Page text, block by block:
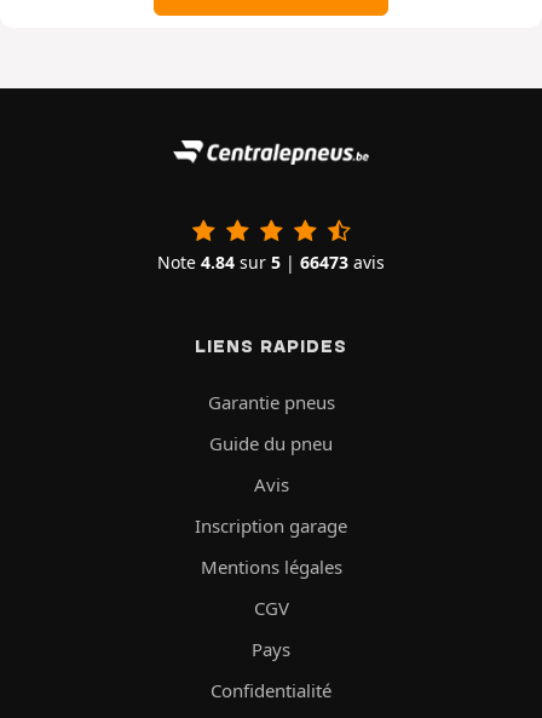
Note 4.84 sur 5 | 66473 avis
LIENS RAPIDES
Garantie pneus
Guide du pneu
Avis
Inscription garage
Mentions légales
CGV
Pays
Confidentialité